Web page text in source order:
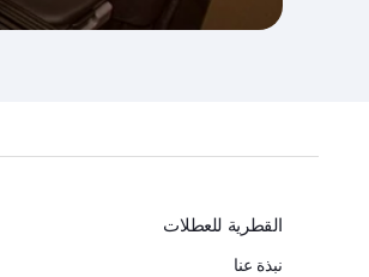
القطرية للعطلات
نبذة عنا